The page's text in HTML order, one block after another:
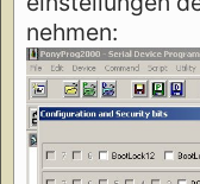
nehmen: